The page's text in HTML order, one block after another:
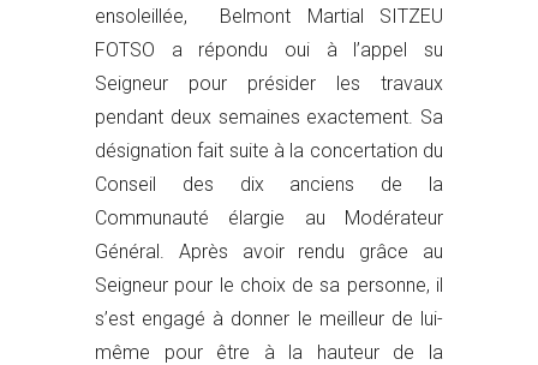
ensoleillée, Belmont Martial SITZEU
FOTSO a répondu oui à l’appel su
Seigneur pour présider les travaux
pendant deux semaines exactement. Sa
désignation fait suite à la concertation du
Conseil des dix anciens de la
Communauté élargie au Modérateur
Général. Après avoir rendu grâce au
Seigneur pour le choix de sa personne, il
s’est engagé à donner le meilleur de lui-
même pour être à la hauteur de la